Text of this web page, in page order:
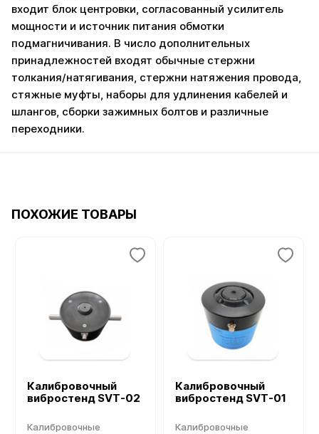
входит блок центровки, согласованный усилитель
мощности и источник питания обмотки
подмагничивания. В число дополнительных
принадлежностей входят обычные стержни
толкания/натягивания, стержни натяжения провода,
стяжные муфты, наборы для удлинения кабелей и
шлангов, сборки зажимных болтов и различные
переходники.
ПОХОЖИЕ ТОВАРЫ
Калибровочный
вибростенд SVT-02
Калибровочные
Калибровочный
вибростенд SVT-01
Калибровочные